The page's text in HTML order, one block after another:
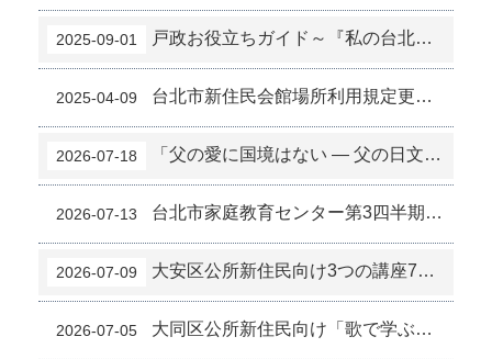
2025-09-01 戸政お役立ちガイド～『私の台北ミニガイド』公開しました！
2025-04-09 台北市新住民会館場所利用規定更新公告 (4-1)
2026-07-18 「父の愛に国境はない ― 父の日文化体験イベント」8月8日、新住民家庭サービスセンターで開催 (7-7)
2026-07-13 台北市家庭教育センター第3四半期「いきいきファミリー講座」参加者募集中！（7-6）
2026-07-09 大安区公所新住民向け3つの講座7月6日10:00より申込受付開始！ (7-3)
2026-07-05 大同区公所新住民向け「歌で学ぶ台湾語」台湾語歌曲鑑賞講座 参加者募集中～（7-2）